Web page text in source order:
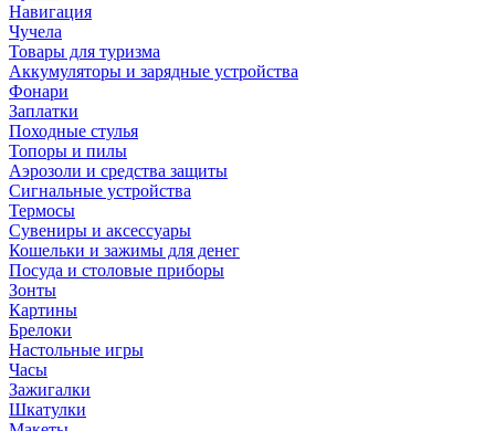
Навигация
Чучела
Товары для туризма
Аккумуляторы и зарядные устройства
Фонари
Заплатки
Походные стулья
Топоры и пилы
Аэрозоли и средства защиты
Сигнальные устройства
Термосы
Сувениры и аксессуары
Кошельки и зажимы для денег
Посуда и столовые приборы
Зонты
Картины
Брелоки
Настольные игры
Часы
Зажигалки
Шкатулки